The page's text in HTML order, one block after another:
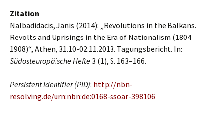
Zitation
Nalbadidacis, Janis (2014): „Revolutions in the Balkans.
Revolts and Uprisings in the Era of Nationalism (1804-
1908)“, Athen, 31.10-02.11.2013. Tagungsbericht. In:
Südosteuropäische Hefte3 (1), S. 163–166.
Persistent Identifier (PID): http://nbn-
resolving.de/urn:nbn:de:0168-ssoar-398106